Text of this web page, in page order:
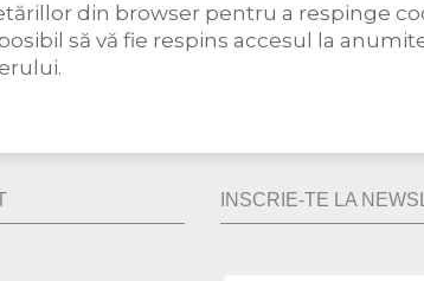
din browser pentru a respinge
să vă fie respins accesul la
INSCRIE-TE LA